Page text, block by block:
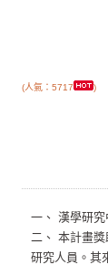
(人氣：5717 )
一、 漢學研
二、 本計畫
研究人員。其